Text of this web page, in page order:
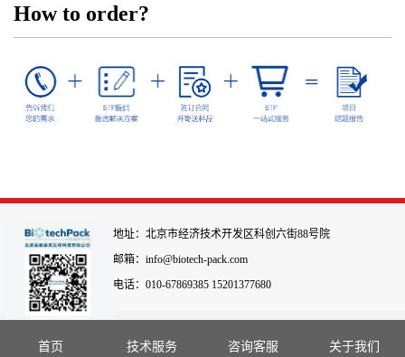
How to order?
地址：北京市经济技术开发区科创六街88号院
邮箱：info@biotech-pack.com
电话：010-67869385 15201377680
首页 技术服务 咨询客服 关于我们